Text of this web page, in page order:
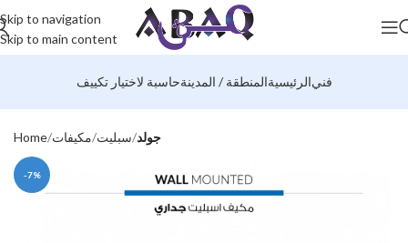
Skip to navigation
Skip to main content
حاسبة لاختيار تكييفالمنطقة / المدينةالرئيسيةفني
Home مكيفات سبليت جولد
-7%